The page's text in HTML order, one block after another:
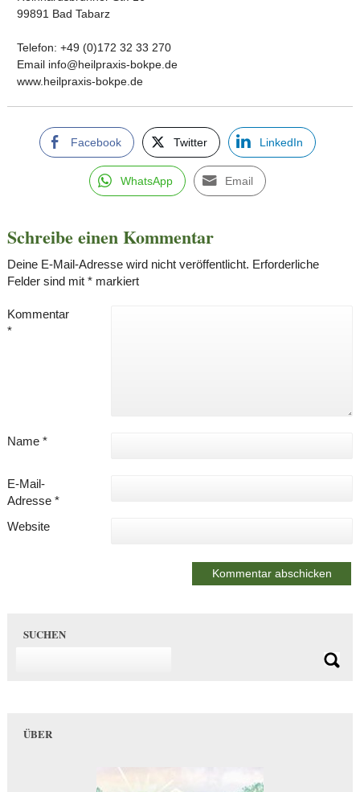
99891 Bad Tabarz
Telefon: +49 (0)172 32 33 270
Email info@heilpraxis-bokpe.de
www.heilpraxis-bokpe.de
Facebook Twitter LinkedIn
WhatsApp Email
Schreibe einen Kommentar
Deine E-Mail-Adresse wird nicht veröffentlicht. Erforderliche
Felder sind mit *markiert
Kommentar
*
Name *
E-Mail-
Adresse *
Website
SUCHEN
ÜBER